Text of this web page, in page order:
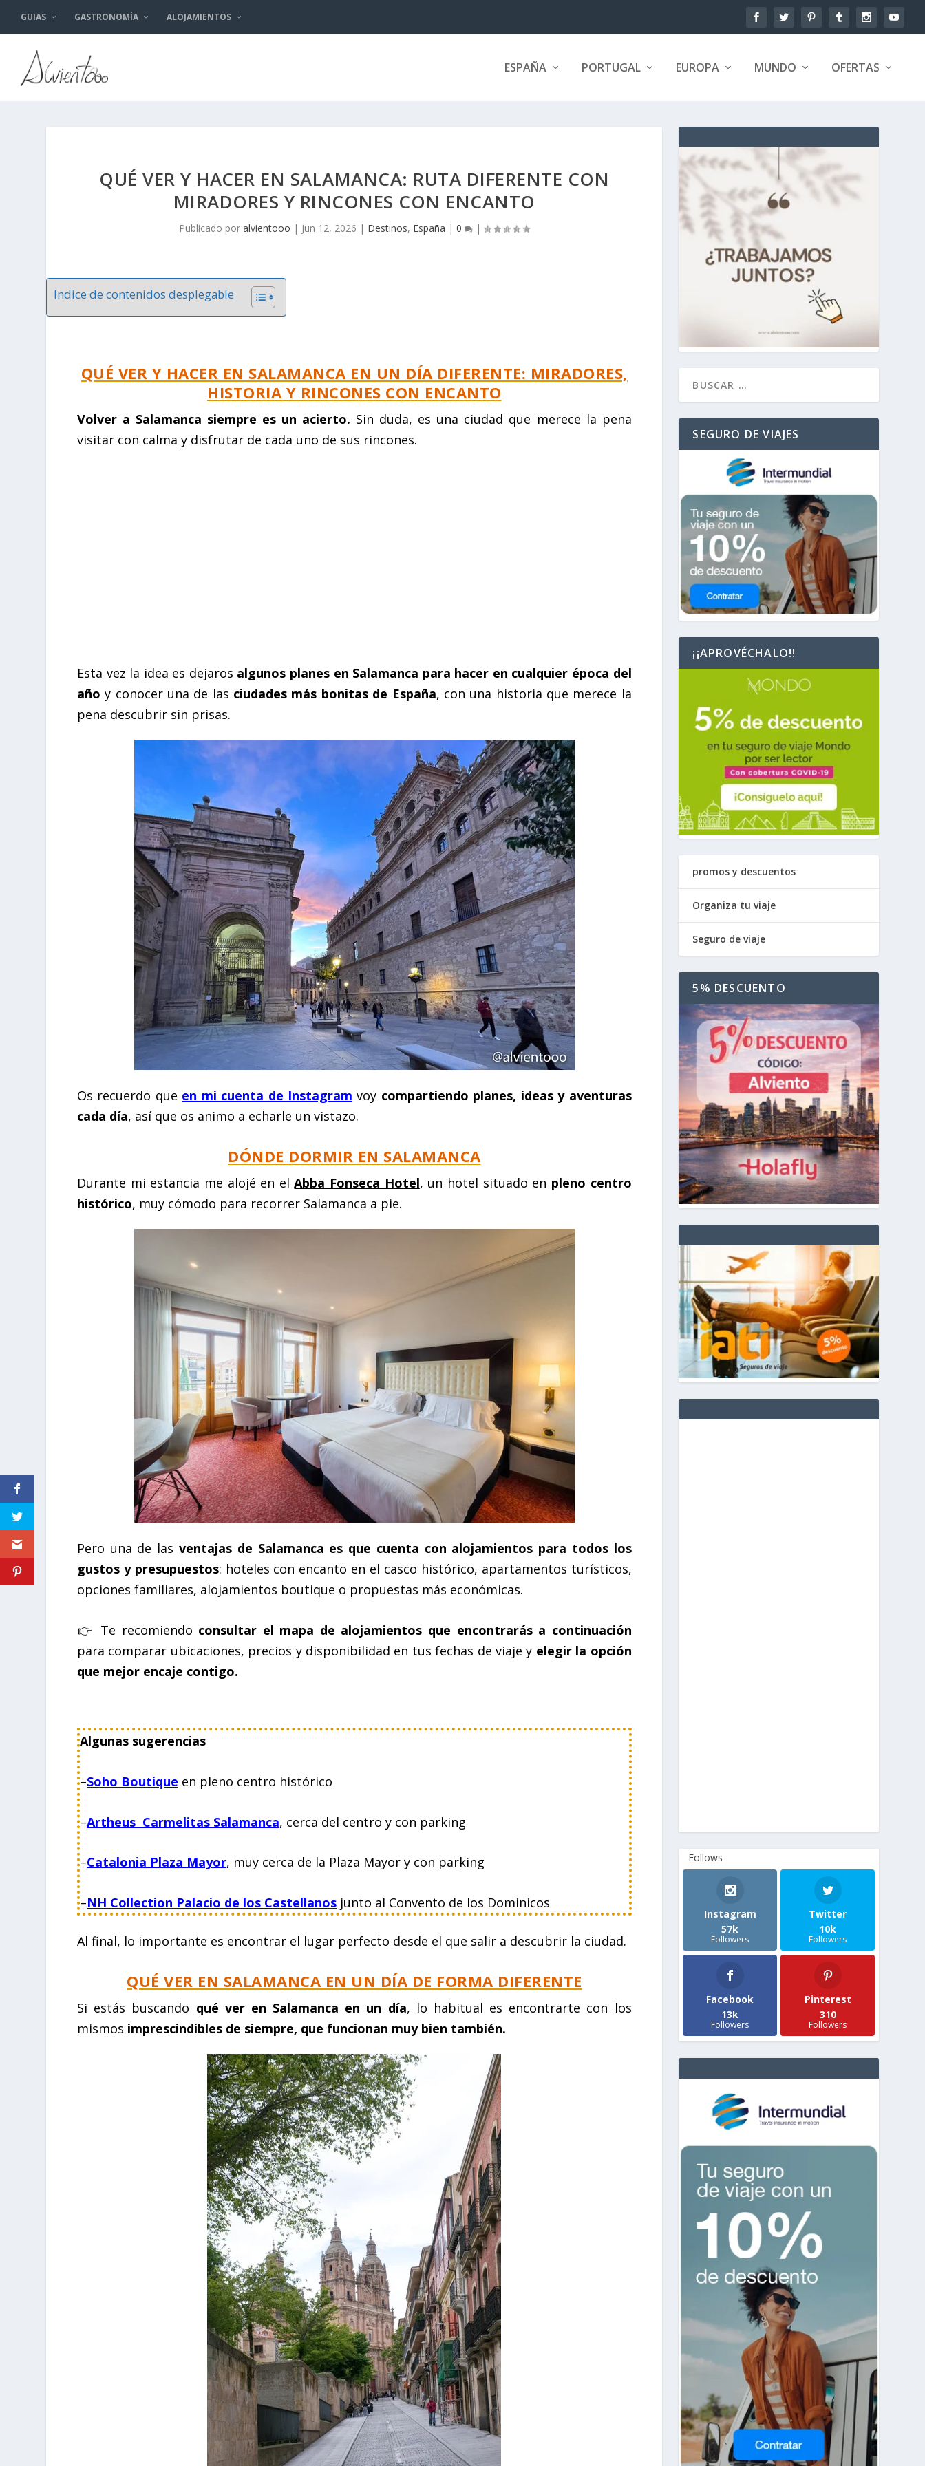
GUIAS GASTRONOMÍA ALOJAMIENTOS
ESPAÑA PORTUGAL EUROPA MUNDO OFERTAS
QUÉ VER Y HACER EN SALAMANCA: RUTA DIFERENTE CON
MIRADORES Y RINCONES CON ENCANTO
Publicado poralvientooo | Jun 12, 2026 | Destinos, España |0 |
Indice de contenidos desplegable
QUÉ VER Y HACER EN SALAMANCA EN UN DÍA DIFERENTE: MIRADORES,
HISTORIA Y RINCONES CON ENCANTO
Volver a Salamanca siempre es un acierto. Sin duda, es una ciudad que merece la pena
visitar con calma y disfrutar de cada uno de sus rincones.
Esta vez la idea es dejaros algunos planes en Salamanca para hacer en cualquier época del
año y conocer una de las ciudades más bonitas de España, con una historia que merece la
pena descubrir sin prisas.
Os recuerdo que en mi cuenta de Instagram voy compartiendo planes, ideas y aventuras
cada día, así que os animo a echarle un vistazo.
DÓNDE DORMIR EN SALAMANCA
Durante mi estancia me alojé en elAbba Fonseca Hotel, un hotel situado en pleno centro
histórico, muy cómodo para recorrer Salamanca a pie.
Pero una de lasventajas de Salamanca es que cuenta con alojamientos para todos los
gustos y presupuestos: hoteles con encanto en el casco histórico, apartamentos turísticos,
opciones familiares, alojamientos boutique o propuestas más económicas.
👉 Te recomiendo consultar el mapa de alojamientos que encontrarás a continuación
para comparar ubicaciones, precios y disponibilidad en tus fechas de viaje y elegir la opción
que mejor encaje contigo.
Algunas sugerencias
–Soho Boutique en pleno centro histórico
–Artheus Carmelitas Salamanca, cerca del centro y con parking
–Catalonia Plaza Mayor, muy cerca de la Plaza Mayor y con parking
–NH Collection Palacio de los Castellanosjunto al Convento de los Dominicos
Al final, lo importante es encontrar el lugar perfecto desde el que salir a descubrir la ciudad.
QUÉ VER EN SALAMANCA EN UN DÍA DE FORMA DIFERENTE
Si estás buscando qué ver en Salamanca en un día, lo habitual es encontrarte con los
mismos imprescindibles de siempre, que funcionan muy bien también.
SEGURO DE VIAJES
¡¡APROVÉCHALO!!
promos y descuentos
Organiza tu viaje
Seguro de viaje
5% DESCUENTO
Follows
Instagram
57k
Followers
Twitter
10k
Followers
Facebook
13k
Followers
Pinterest
310
Followers